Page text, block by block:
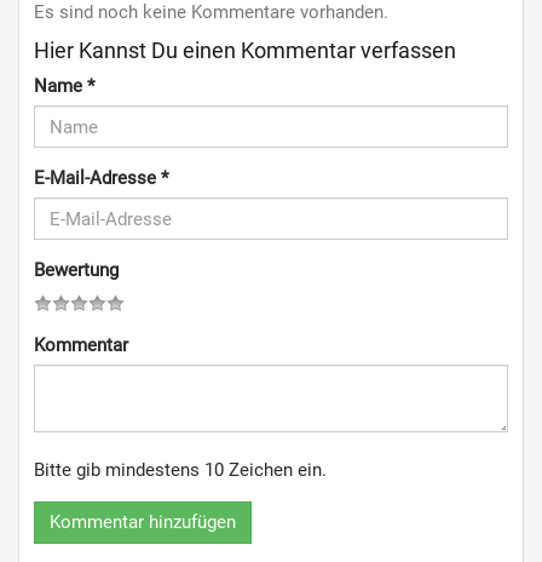
Es sind noch keine Kommentare vorhanden.
Hier Kannst Du einen Kommentar verfassen
Name *
E-Mail-Adresse *
Bewertung
Kommentar
Bitte gib mindestens 10 Zeichen ein.
Kommentar hinzufügen